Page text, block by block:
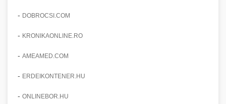
- DOBROCSI.COM
- KRONIKAONLINE.RO
- AMEAMED.COM
- ERDEIKONTENER.HU
- ONLINEBOR.HU